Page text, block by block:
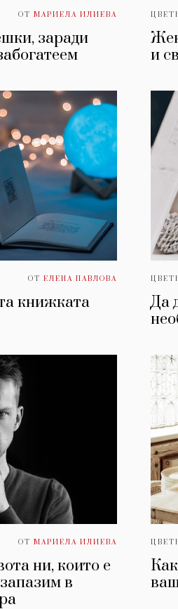
ОТМАРИЕЛА ИЛИЕВА
заради
и
ОТЕЛЕНА ПАВЛОВА
книжката
Да
ОТМАРИЕЛА ИЛИЕВА
ни, които е
в